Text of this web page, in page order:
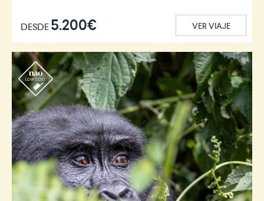
DESDE5.200€ VER VIAJE
r